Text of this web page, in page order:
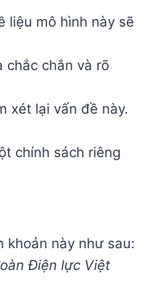
liệu mô hình này sẽ
chắc chắn và rõ
xét lại vấn đề này.
chính sách riêng
khoản này như sau:
Điện lực Việt